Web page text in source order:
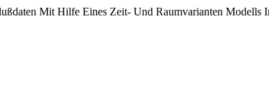
Mit Hilfe Eines Zeit- Und Raumvarianten Modells